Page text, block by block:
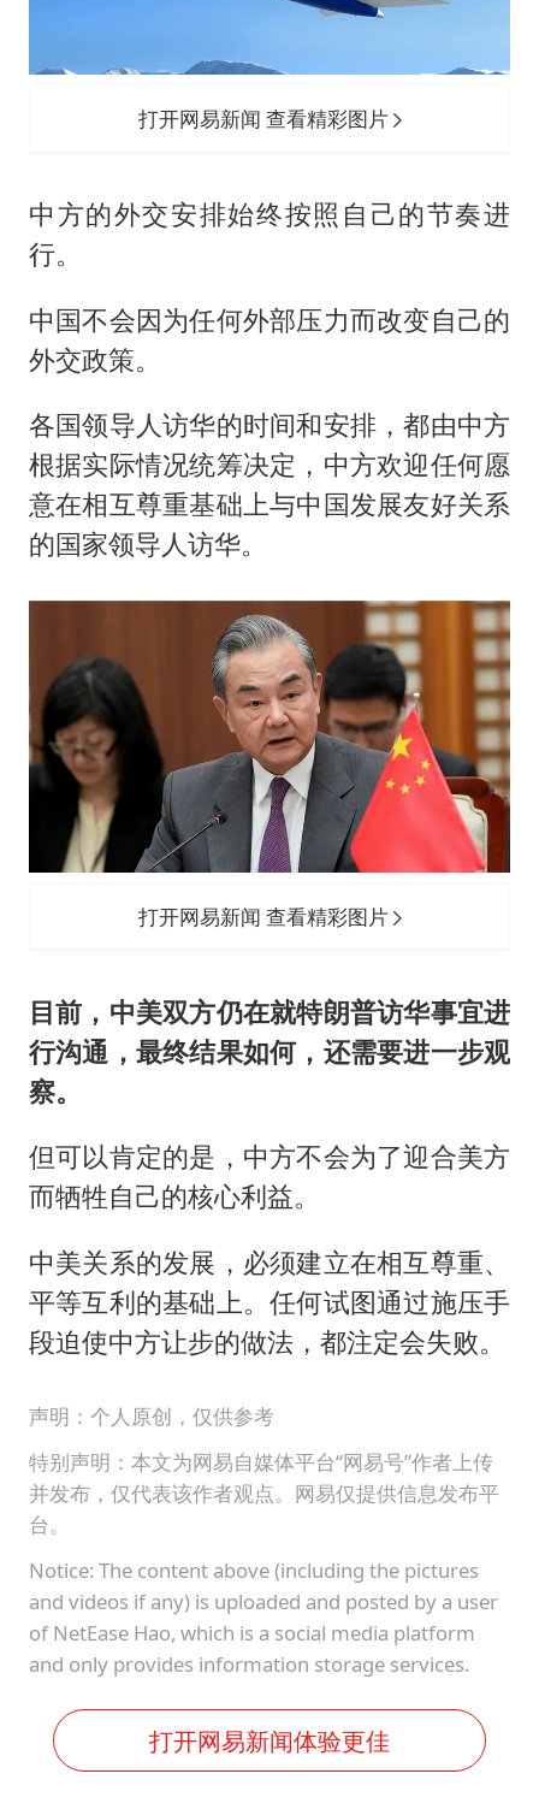
打开网易新闻 查看精彩图片
中方的外交安排始终按照自己的节奏进
行。
中国不会因为任何外部压力而改变自己的
外交政策。
各国领导人访华的时间和安排，都由中方
根据实际情况统筹决定，中方欢迎任何愿
意在相互尊重基础上与中国发展友好关系
的国家领导人访华。
打开网易新闻 查看精彩图片
目前，中美双方仍在就特朗普访华事宜进
行沟通，最终结果如何，还需要进一步观
察。
但可以肯定的是，中方不会为了迎合美方
而牺牲自己的核心利益。
中美关系的发展，必须建立在相互尊重、
平等互利的基础上。任何试图通过施压手
段迫使中方让步的做法，都注定会失败。
声明：个人原创，仅供参考
特别声明：本文为网易自媒体平台“网易号”作者上传
并发布，仅代表该作者观点。网易仅提供信息发布平
台。
Notice: The content above (including the pictures
and videos if any) is uploaded and posted by a user
of NetEase Hao, which is a social media platform
and only provides information storage services.
打开网易新闻体验更佳